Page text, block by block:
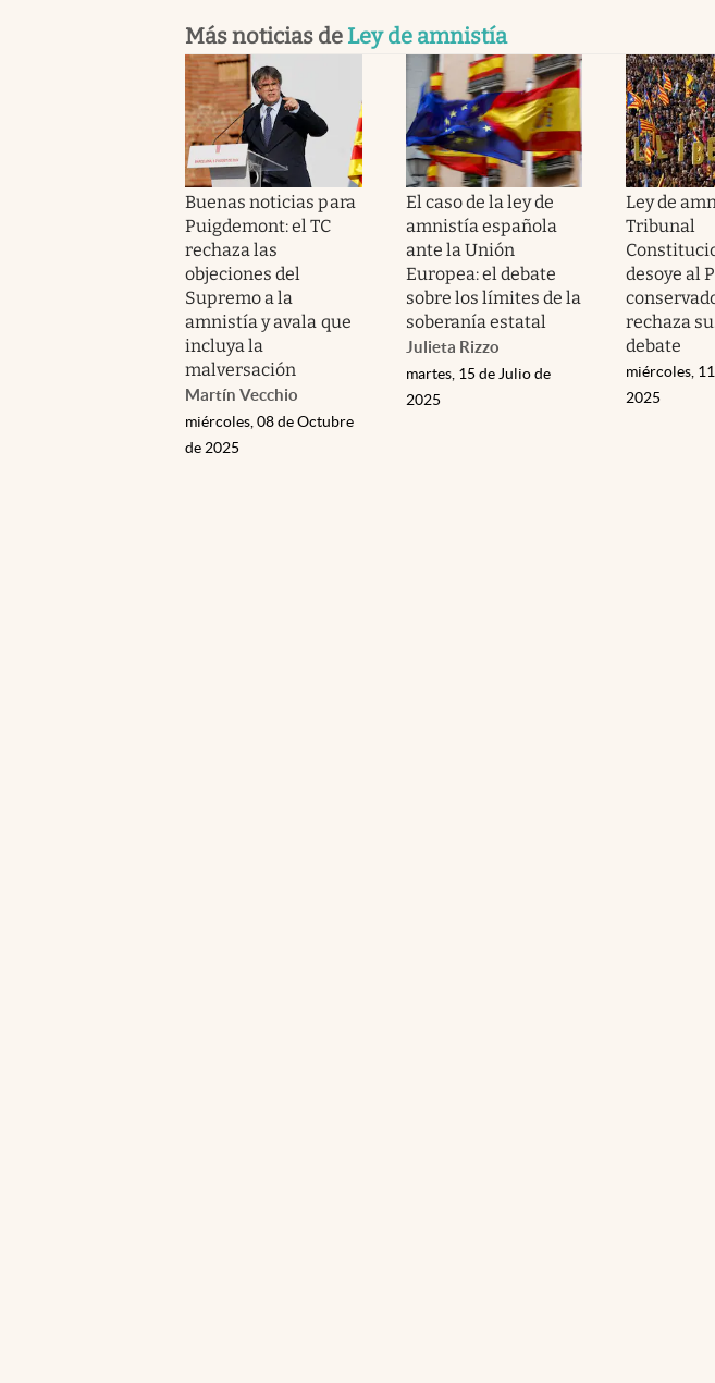
Más noticias de Ley de amnistía
Buenas noticias para
Puigdemont: el TC
rechaza las
objeciones del
Supremo a la
amnistía y avala que
incluya la
malversación
Martín Vecchio
miércoles, 08 de Octubre
de 2025
El caso de la ley de
amnistía española
ante la Unión
Europea: el debate
sobre los límites de la
soberanía estatal
Julieta Rizzo
martes, 15 de Julio de
2025
Ley de
Tribunal
desoye al
rechaza
debate
miércoles,
2025